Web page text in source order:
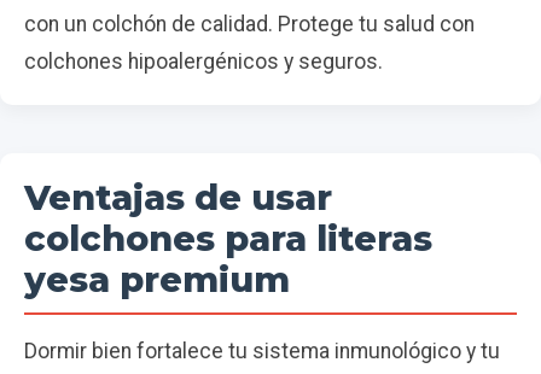
con un colchón de calidad. Protege tu salud con
colchones hipoalergénicos y seguros.
Ventajas de usar
colchones para literas
yesa premium
Dormir bien fortalece tu sistema inmunológico y tu